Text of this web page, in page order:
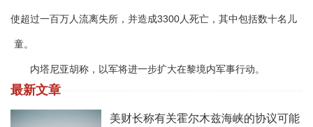
使超过一百万人流离失所，并造成3300人死亡，其中包括数十名儿
童。
内塔尼亚胡称，以军将进一步扩大在黎境内军事行动。
最新文章
美财长称有关霍尔木兹海峡的协议可能